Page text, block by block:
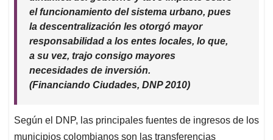
el funcionamiento del sistema urbano, pues
la descentralización les otorgó mayor
responsabilidad a los entes locales, lo que,
a su vez, trajo consigo mayores
necesidades de inversión.
(Financiando Ciudades, DNP 2010)
Según el DNP, las principales fuentes de ingresos de los
municipios colombianos son las transferencias